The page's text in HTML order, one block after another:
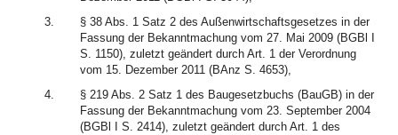
3.
§ 38 Abs. 1 Satz 2 des Außenwirtschaftsgesetzes in der
Fassung der Bekanntmachung vom 27. Mai 2009 (BGBl I
S. 1150), zuletzt geändert durch Art. 1 der Verordnung
vom 15. Dezember 2011 (BAnz S. 4653),
4.
§ 219 Abs. 2 Satz 1 des Baugesetzbuchs (BauGB) in der
Fassung der Bekanntmachung vom 23. September 2004
(BGBl I S. 2414), zuletzt geändert durch Art. 1 des